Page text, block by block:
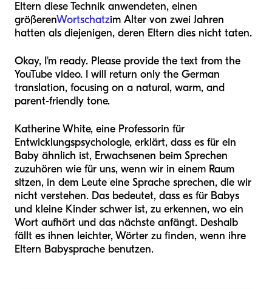
Eltern diese Technik anwendeten, einen
größerenWortschatzim Alter von zwei Jahren
hatten als diejenigen, deren Eltern dies nicht taten.
Okay, I'm ready. Please provide the text from the
YouTube video. I will return only the German
translation, focusing on a natural, warm, and
parent-friendly tone.
Katherine White, eine Professorin für
Entwicklungspsychologie, erklärt, dass es für ein
Baby ähnlich ist, Erwachsenen beim Sprechen
zuzuhören wie für uns, wenn wir in einem Raum
sitzen, in dem Leute eine Sprache sprechen, die wir
nicht verstehen. Das bedeutet, dass es für Babys
und kleine Kinder schwer ist, zu erkennen, wo ein
Wort aufhört und das nächste anfängt. Deshalb
fällt es ihnen leichter, Wörter zu finden, wenn ihre
Eltern Babysprache benutzen.